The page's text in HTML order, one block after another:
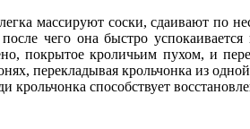
массируют соски, сдаивают по
чего она быстро успокаивается
покрытое кроличьим пухом, и
перекладывая крольчонка из
способствует